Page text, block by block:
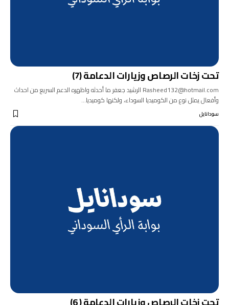
تحت زخات الرصاص وزيارات الدعامة (7)
Rasheed132@hotmail.com الرشيد جعفر ما أحدثه واظهره الدعم السريع من احداث
وأفعال يمثل نوع من الكوميديا السوداء، ولكنها كوميديا…
سودانايل